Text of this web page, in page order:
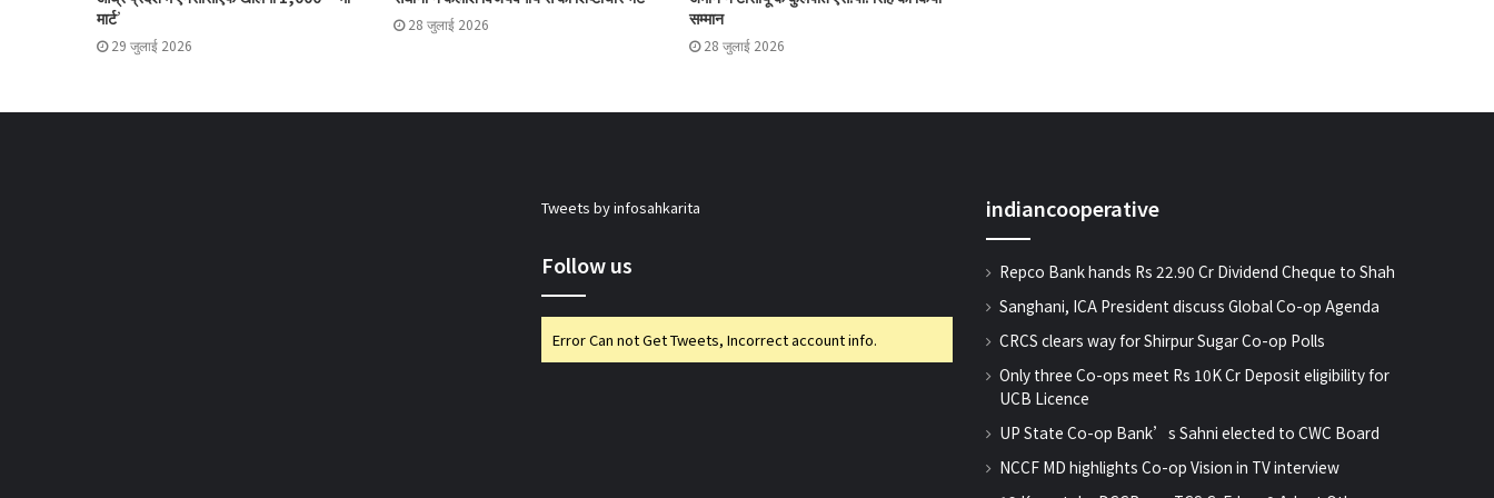
बिहार के मुख्यमंत्री ने की सहकारी बैंकिंग कार्यों की
मार्ट’
29 जुलाई 2026
28 जुलाई 2026
सम्मान
28 जुलाई 2026
Tweets by infosahkarita
Follow us
Error Can not Get Tweets, Incorrect account info.
indiancooperative
Repco Bank hands Rs 22.90 Cr Dividend Cheque to Shah
Sanghani, ICA President discuss Global Co-op Agenda
CRCS clears way for Shirpur Sugar Co-op Polls
Only three Co-ops meet Rs 10K Cr Deposit eligibility for
UCB Licence
UP State Co-op Bank’s Sahni elected to CWC Board
NCCF MD highlights Co-op Vision in TV interview